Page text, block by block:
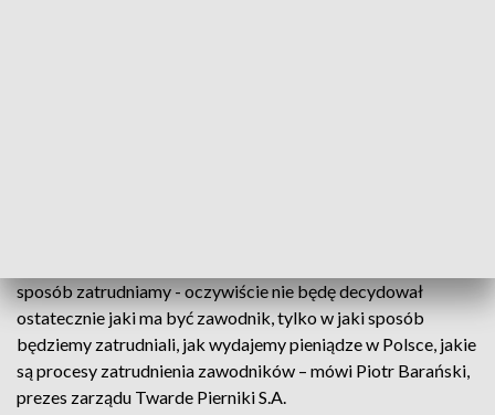
sposób zatrudniamy - oczywiście nie będę decydował
ostatecznie jaki ma być zawodnik, tylko w jaki sposób
będziemy zatrudniali, jak wydajemy pieniądze w Polsce, jakie
są procesy zatrudnienia zawodników – mówi Piotr Barański,
prezes zarządu Twarde Pierniki S.A.